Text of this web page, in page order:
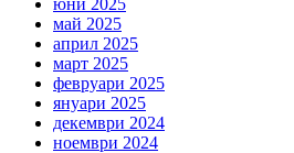
май 2025
април 2025
март 2025
февруари 2025
януари 2025
декември 2024
ноември 2024